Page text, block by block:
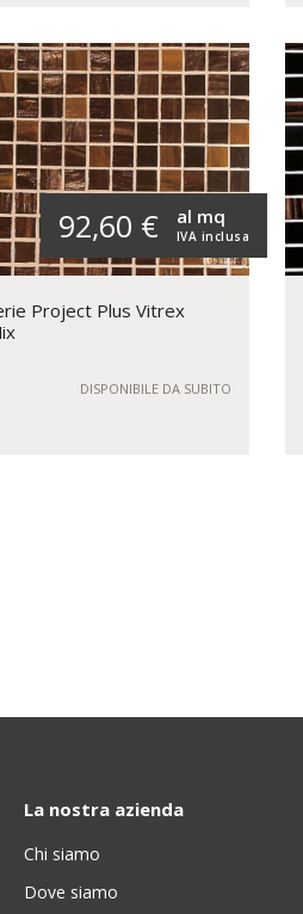
92,60 € IVA inclusa
al mq
Project Plus Vitrex
DISPONIBILE DA SUBITO
La nostra azienda
Chi siamo
Dove siamo